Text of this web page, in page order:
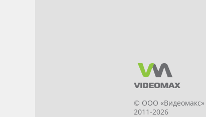
© ООО «Видеомакс»
2011-2026